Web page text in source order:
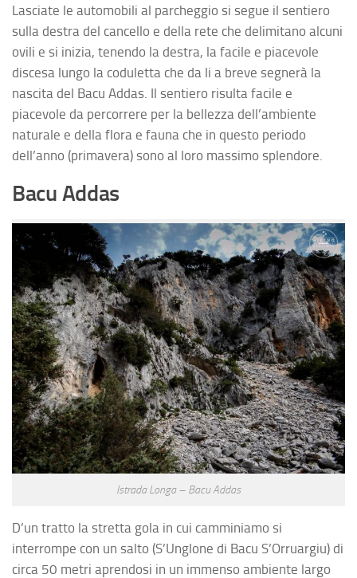
Lasciate le automobili al parcheggio si segue il sentiero
sulla destra del cancello e della rete che delimitano alcuni
ovili e si inizia, tenendo la destra, la facile e piacevole
discesa lungo la coduletta che da li a breve segnerà la
nascita del Bacu Addas. Il sentiero risulta facile e
piacevole da percorrere per la bellezza dell’ambiente
naturale e della flora e fauna che in questo periodo
dell’anno (primavera) sono al loro massimo splendore.
Bacu Addas
Istrada Longa – Bacu Addas
D’un tratto la stretta gola in cui camminiamo si
interrompe con un salto (S’Unglone di Bacu S’Orruargiu) di
circa 50 metri aprendosi in un immenso ambiente largo